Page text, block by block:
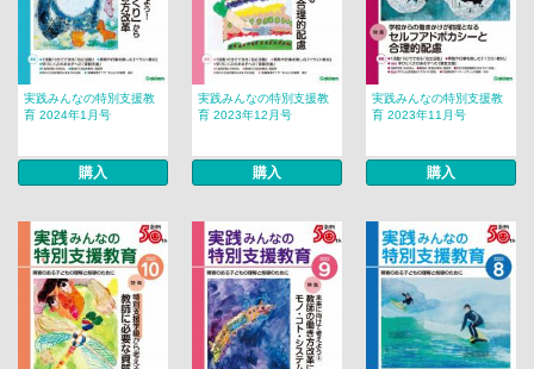
実践みんなの特別支援教
育 2024年1月号
購入
実践みんなの特別支援教
育 2023年12月号
購入
実践みんなの特別支援教
育 2023年11月号
購入